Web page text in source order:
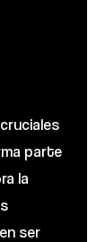
parte
la
ser